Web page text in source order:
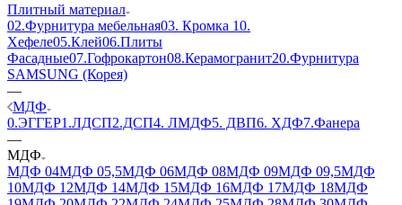
Плитный материал
02.Фурнитура мебельная03. Кромка 10.
Хефеле05.Клей06.Плиты
Фасадные07.Гофрокартон08.Керамогранит20.Фурнитура
SAMSUNG (Корея)
—
МДФ
0.ЭГГЕР1.ЛДСП2.ДСП4. ЛМДФ5. ДВП6. ХДФ7.Фанера
—
МДФ
МДФ 04МДФ 05,5МДФ 06МДФ 08МДФ 09МДФ 09,5МДФ
10МДФ 12МДФ 14МДФ 15МДФ 16МДФ 17МДФ 18МДФ